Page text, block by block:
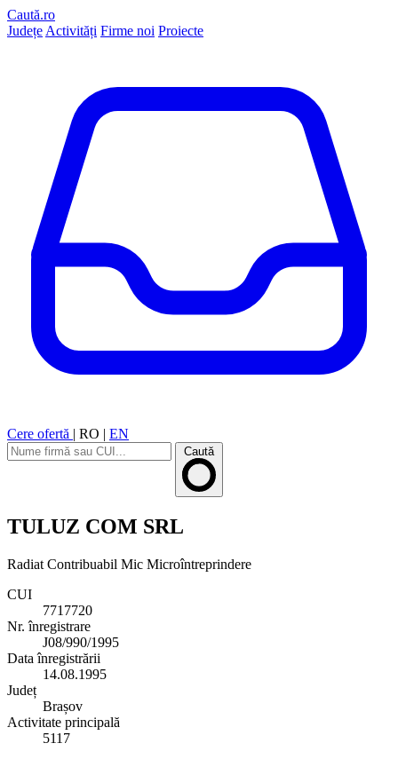
Caută.ro
Județe Activități Firme noi Proiecte
Cere ofertă | RO | EN
Caută
TULUZ COM SRL
Radiat Contribuabil Mic Microîntreprindere
CUI
7717720
Nr. înregistrare
J08/990/1995
Data înregistrării
14.08.1995
Județ
Brașov
Activitate principală
5117